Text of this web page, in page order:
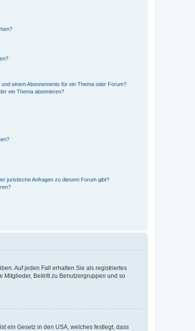
einem Abonnements für ein Thema oder Forum?
ein Thema abonnieren?
juristische Anfragen zu diesem Forum gibt?
Auf jeden Fall erhalten Sie als registriertes
Mitglieder, Beitritt zu Benutzergruppen und so
ein Gesetz in den USA, welches festlegt, dass